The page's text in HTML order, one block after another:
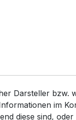
Darsteller bzw.
im
diese sind,